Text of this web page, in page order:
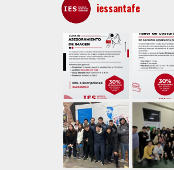
iessantafe